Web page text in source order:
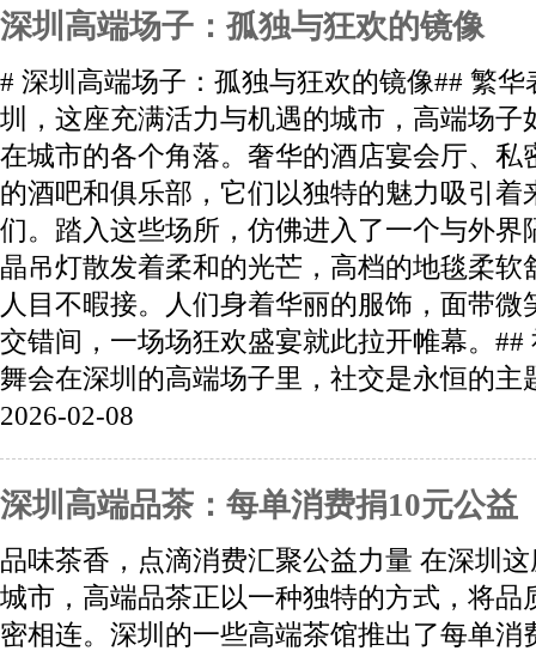
深圳高端场子：孤独与狂欢的镜像
# 深圳高端场子：孤独与狂欢的镜像## 繁
圳，这座充满活力与机遇的城市，高端场子
在城市的各个角落。奢华的酒店宴会厅、私
的酒吧和俱乐部，它们以独特的魅力吸引着
们。踏入这些场所，仿佛进入了一个与外界
晶吊灯散发着柔和的光芒，高档的地毯柔软
人目不暇接。人们身着华丽的服饰，面带微
交错间，一场场狂欢盛宴就此拉开帷幕。##
舞会在深圳的高端场子里，社交是永恒的主
2026-02-08
深圳高端品茶：每单消费捐10元公益
品味茶香，点滴消费汇聚公益力量 在深圳
城市，高端品茶正以一种独特的方式，将品
密相连。深圳的一些高端茶馆推出了每单消